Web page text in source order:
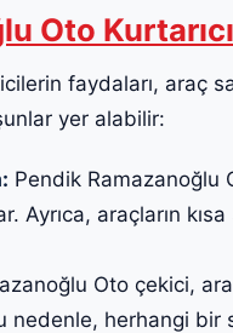
Oto Kurtarıcı
faydaları, araç
yer alabilir:
Pendik Ramazanoğlu
Ayrıca, araçların
Oto çekici,
nedenle, herhangi bir